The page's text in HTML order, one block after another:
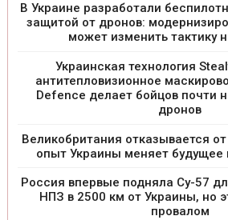
В Украине разработали
защитой от дронов:
может изменить тактику
Украинская технология
антитепловизионное
Defence делает бойцов почти
дронов
Великобритания отказывается
опыт Украины меняет будущее
Россия впервые подняла Су-57
НПЗ в 2500 км от Украины, но
провалом